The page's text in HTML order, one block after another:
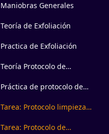
Maniobras Generales
Teoría de Exfoliación
Practica de Exfoliación
Teoría Protocolo de
Práctica de protocolo de
Tarea: Protocolo limpieza
Tarea: Protocolo de